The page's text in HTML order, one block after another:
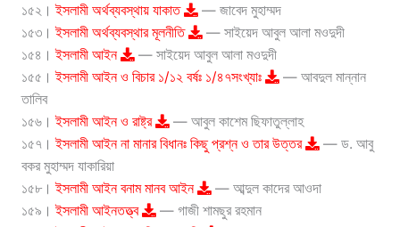
১৫২।ইসলামী অর্থব্যবস্থায় যাকাত
— জাবেদ মুহাম্মদ
১৫৩।ইসলামী অর্থব্যবস্থার মূলনীতি
— সাইয়েদ আবুল আলা মওদুদী
১৫৪।ইসলামী আইন
— সাইয়েদ আবুল আলা মওদুদী
১৫৫।ইসলামী আইন ও বিচার ১/১২ বর্ষঃ ১/৪৭সংখ্যাঃ
— আবদুল মান্নান
তালিব
১৫৬।ইসলামী আইন ও রাষ্ট্র
— আবুল কাশেম ছিফাতুল্লাহ
১৫৭।ইসলামী আইন না মানার বিধানঃ কিছু প্রশ্ন ও তার উত্তর
— ড. আবু
বকর মুহাম্মদ যাকারিয়া
১৫৮।ইসলামী আইন বনাম মানব আইন
— আব্দুল কাদের আওদা
১৫৯।ইসলামী আইনতত্ত্ব
— গাজী শামছুর রহমান